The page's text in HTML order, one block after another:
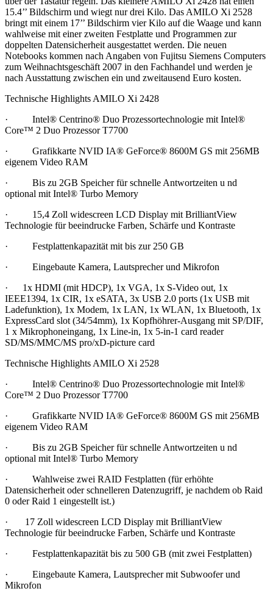
15.4’’ Bildschirm und wiegt nur drei Kilo. Das AMILO Xi 2528
bringt mit einem 17’’ Bildschirm vier Kilo auf die Waage und kann
wahlweise mit einer zweiten Festplatte und Programmen zur
doppelten Datensicherheit ausgestattet werden. Die neuen
Notebooks kommen nach Angaben von Fujitsu Siemens Computers
zum Weihnachtsgeschäft 2007 in den Fachhandel und werden je
nach Ausstattung zwischen ein und zweitausend Euro kosten.
Technische Highlights AMILO Xi 2428
· Intel® Centrino® Duo Prozessortechnologie mit Intel®
Core™ 2 Duo Prozessor T7700
· Grafikkarte NVID IA® GeForce® 8600M GS mit 256MB
eigenem Video RAM
· Bis zu 2GB Speicher für schnelle Antwortzeiten u nd
optional mit Intel® Turbo Memory
· 15,4 Zoll widescreen LCD Display mit BrilliantView
Technologie für beeindrucke Farben, Schärfe und Kontraste
· Festplattenkapazität mit bis zur 250 GB
· Eingebaute Kamera, Lautsprecher und Mikrofon
· 1x HDMI (mit HDCP), 1x VGA, 1x S-Video out, 1x
IEEE1394, 1x CIR, 1x eSATA, 3x USB 2.0 ports (1x USB mit
Ladefunktion), 1x Modem, 1x LAN, 1x WLAN, 1x Bluetooth, 1x
ExpressCard slot (34/54mm), 1x Kopfhöhrer-Ausgang mit SP/DIF,
1 x Mikrophoneingang, 1x Line-in, 1x 5-in-1 card reader
SD/MS/MMC/MS pro/xD-picture card
Technische Highlights AMILO Xi 2528
· Intel® Centrino® Duo Prozessortechnologie mit Intel®
Core™ 2 Duo Prozessor T7700
· Grafikkarte NVID IA® GeForce® 8600M GS mit 256MB
eigenem Video RAM
· Bis zu 2GB Speicher für schnelle Antwortzeiten u nd
optional mit Intel® Turbo Memory
· Wahlweise zwei RAID Festplatten (für erhöhte
Datensicherheit oder schnelleren Datenzugriff, je nachdem ob Raid
0 oder Raid 1 eingestellt ist.)
· 17 Zoll widescreen LCD Display mit BrilliantView
Technologie für beeindrucke Farben, Schärfe und Kontraste
· Festplattenkapazität bis zu 500 GB (mit zwei Festplatten)
· Eingebaute Kamera, Lautsprecher mit Subwoofer und
Mikrofon